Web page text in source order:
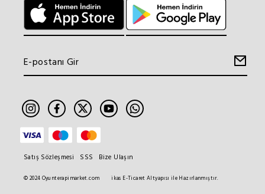
© 2024 Oyunterapimarket.com ikas E-Ticaret Altyapısı ile Hazırlanmıştır.
Satış Sözleşmesi SSS Bize Ulaşın